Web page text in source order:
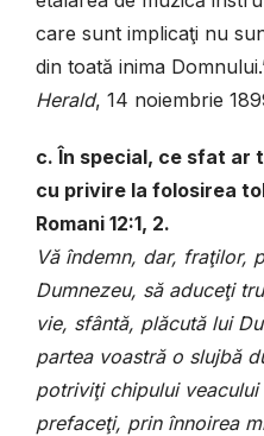
care sunt implicaţi nu
din toată inima
Herald, 14 noiembrie
c. În special, ce sfat ar
cu privire la folosirea
Romani 12:1, 2.
Vă îndemn, dar, fraţilor,
Dumnezeu, să aduceţi
vie, sfântă, plăcută lui
partea voastră o slujbă
potriviţi chipului
prefaceţi, prin înnoirea